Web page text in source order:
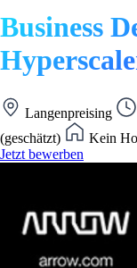
Business
Langenpreising
(geschätzt)
Kein
Jetzt bewerben